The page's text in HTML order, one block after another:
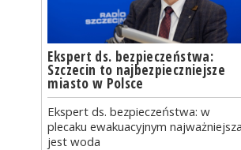
Ekspert ds. bezpieczeństwa:
Szczecin to najbezpieczniejsze
miasto w Polsce
Ekspert ds. bezpieczeństwa: w
plecaku ewakuacyjnym
jest woda